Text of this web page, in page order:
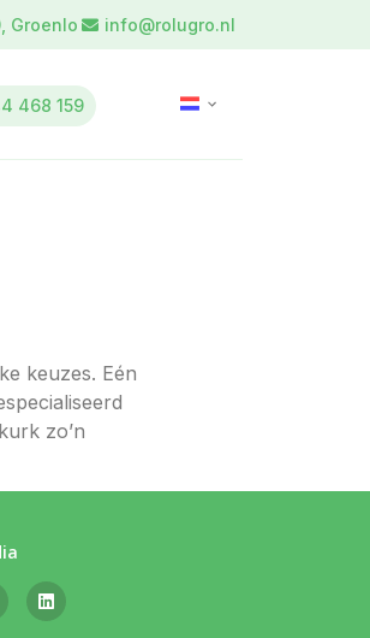
Groenlo info@rolugro.nl
468 159
keuzes. Eén
zo’n